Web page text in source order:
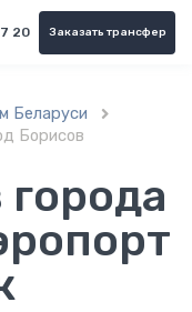
20 Заказать трансфер
Беларуси 
Борисов